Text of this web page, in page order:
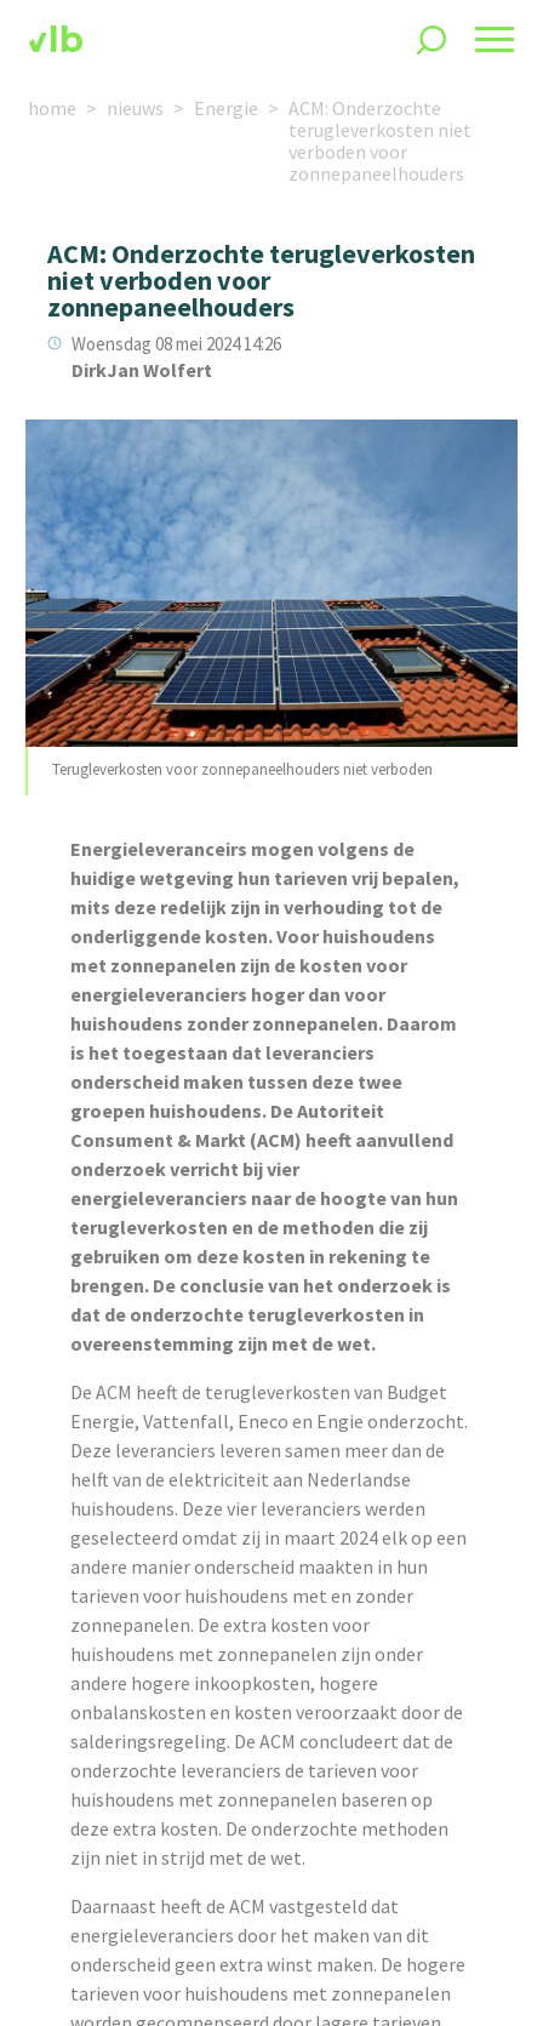
home nieuws Energie
ACM: Onderzochte
terugleverkosten niet
verboden voor
zonnepaneelhouders
ACM: Onderzochte terugleverkosten
niet verboden voor
zonnepaneelhouders
Woensdag 08 mei 2024 14:26
DirkJan Wolfert
Terugleverkosten voor zonnepaneelhouders niet verboden
Energieleveranceirs mogen volgens de
huidige wetgeving hun tarieven vrij bepalen,
mits deze redelijk zijn in verhouding tot de
onderliggende kosten. Voor huishoudens
met zonnepanelen zijn de kosten voor
energieleveranciers hoger dan voor
huishoudens zonder zonnepanelen. Daarom
is het toegestaan dat leveranciers
onderscheid maken tussen deze twee
groepen huishoudens. De Autoriteit
Consument & Markt (ACM) heeft aanvullend
onderzoek verricht bij vier
energieleveranciers naar de hoogte van hun
terugleverkosten en de methoden die zij
gebruiken om deze kosten in rekening te
brengen. De conclusie van het onderzoek is
dat de onderzochte terugleverkosten in
overeenstemming zijn met de wet.
De ACM heeft de terugleverkosten van Budget
Energie, Vattenfall, Eneco en Engie onderzocht.
Deze leveranciers leveren samen meer dan de
helft van de elektriciteit aan Nederlandse
huishoudens. Deze vier leveranciers werden
geselecteerd omdat zij in maart 2024 elk op een
andere manier onderscheid maakten in hun
tarieven voor huishoudens met en zonder
zonnepanelen. De extra kosten voor
huishoudens met zonnepanelen zijn onder
andere hogere inkoopkosten, hogere
onbalanskosten en kosten veroorzaakt door de
salderingsregeling. De ACM concludeert dat de
onderzochte leveranciers de tarieven voor
huishoudens met zonnepanelen baseren op
deze extra kosten. De onderzochte methoden
zijn niet in strijd met de wet.
Daarnaast heeft de ACM vastgesteld dat
energieleveranciers door het maken van dit
onderscheid geen extra winst maken. De hogere
tarieven voor huishoudens met zonnepanelen